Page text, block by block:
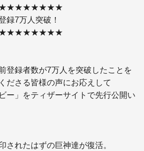
録7万人突破！
登録者数が7万人を突破したことを
ださる皆様の声にお応えして
ー」をティザーサイトで先行公開い
されたはずの巨神達が復活。